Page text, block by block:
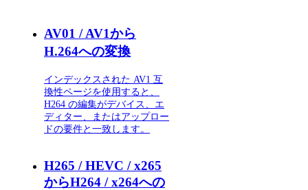
AV01 / AV1から
H.264への変換
インデックスされた AV1 互
換性ページを使用すると、
H264 の編集がデバイス、エ
ディター、またはアップロー
ドの要件と一致します。
H265 / HEVC / x265
からH264 / x264への